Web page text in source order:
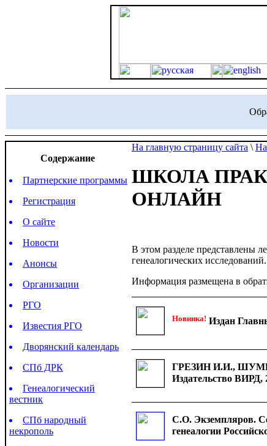
Содержание
Партнерские программы
Регистрация
О сайте
Новости
Анонсы
Организации
РГО
Известия РГО
Дворянский календарь
СПб ДРК
Генеалогический
вестник
СПб народный
некрополь
На главную страницу сайта \
ШКОЛА
ОНЛАЙН
В этом разделе представлены
генеалогических исследований.
Информация размещена в
Новинка! Издан
ГРЕЗИН И.И.,
Издательство ВИРД,
С.О. Экземпляров.
генеалогии